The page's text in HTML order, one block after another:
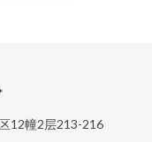
12幢2层213-216